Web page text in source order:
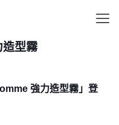
造型霧
強力造型霧」登